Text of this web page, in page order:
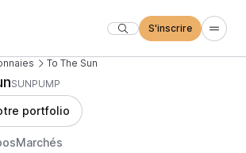
S'inscrire
To The Sun
SUNPUMP
portfolio
Marchés